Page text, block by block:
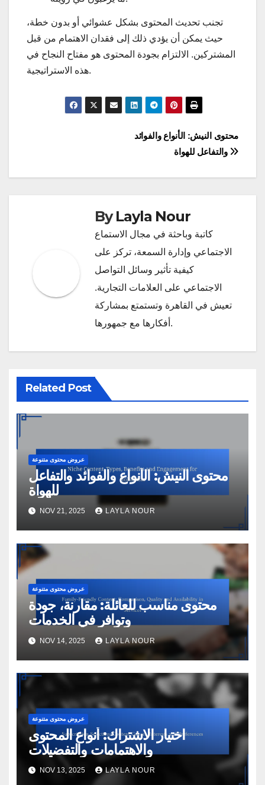
تجنب تحديث المحتوى بشكل عشوائي أو بدون خطة،
حيث يمكن أن يؤدي ذلك إلى فقدان الاهتمام من قبل
المشتركين. الالتزام بجودة المحتوى هو مفتاح النجاح في
هذه الاستراتيجية.
محتوى النيش: الأنواع والفوائد
والتفاعل للهواة
ByLayla Nour
كاتبة وباحثة في مجال الاستماع
الاجتماعي وإدارة السمعة، تركز على
كيفية تأثير وسائل التواصل
الاجتماعي على العلامات التجارية.
تعيش في القاهرة وتستمتع بمشاركة
أفكارها مع جمهورها.
Related Post
عروض محتوى متنوعة
محتوى النيش: الأنواع والفوائد والتفاعل
للهواة
NOV 21, 2025 LAYLA NOUR
عروض محتوى متنوعة
محتوى مناسب للعائلة: مقارنة، جودة
وتوافر في الخدمات
NOV 14, 2025 LAYLA NOUR
عروض محتوى متنوعة
اختيار الاشتراك: أنواع المحتوى
والاهتمامات والتفضيلات
NOV 13, 2025 LAYLA NOUR